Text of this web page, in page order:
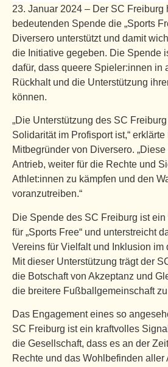
23. Januar 2024 – Der SC Freiburg
bedeutenden Spende die „Sports
Diversero unterstützt und damit
die Initiative gegeben. Die Spende
dafür, dass queere Spieler:innen in
Rückhalt und die Unterstützung
können.
„Die Unterstützung des SC
Solidarität im Profisport ist,“
Mitbegründer von Diversero.
Antrieb, weiter für die Rechte und
Athlet:innen zu kämpfen und den
voranzutreiben.“
Die Spende des SC Freiburg ist
für „Sports Free“ und unterstreicht
Vereins für Vielfalt und Inklusion im
Mit dieser Unterstützung trägt der
die Botschaft von Akzeptanz und
die breitere Fußballgemeinschaft
Das Engagement eines so
SC Freiburg ist ein kraftvolles
die Gesellschaft, dass es an der
Rechte und das Wohlbefinden aller